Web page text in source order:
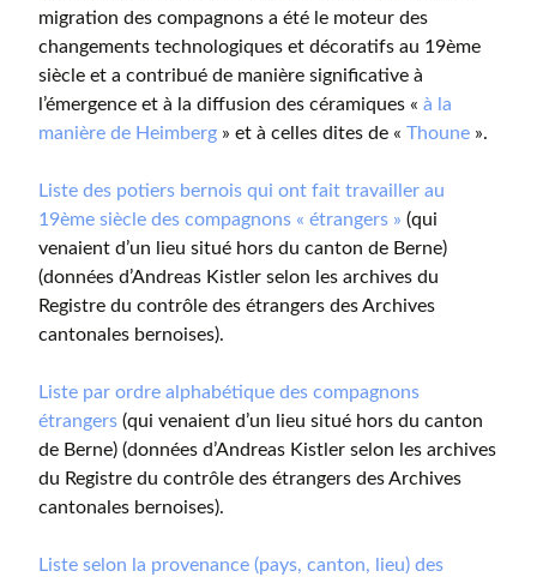
migration des compagnons a été le moteur des
changements technologiques et décoratifs au 19ème
siècle et a contribué de manière significative à
l’émergence et à la diffusion des céramiques « à la
manière de Heimberg » et à celles dites de « Thoune ».
Liste des potiers bernois qui ont fait travailler au
19ème siècle des compagnons « étrangers » (qui
venaient d’un lieu situé hors du canton de Berne)
(données d’Andreas Kistler selon les archives du
Registre du contrôle des étrangers des Archives
cantonales bernoises).
Liste par ordre alphabétique des compagnons
étrangers (qui venaient d’un lieu situé hors du canton
de Berne) (données d’Andreas Kistler selon les archives
du Registre du contrôle des étrangers des Archives
cantonales bernoises).
Liste selon la provenance (pays, canton, lieu) des